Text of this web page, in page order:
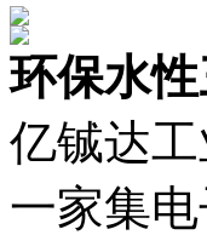
环保水
亿铖达
一家集